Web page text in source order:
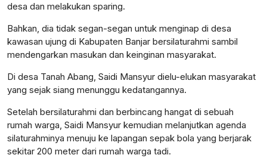
desa dan melakukan sparing.
Bahkan, dia tidak segan-segan untuk menginap di desa
kawasan ujung di Kabupaten Banjar bersilaturahmi sambil
mendengarkan masukan dan keinginan masyarakat.
Di desa Tanah Abang, Saidi Mansyur dielu-elukan masyarakat
yang sejak siang menunggu kedatangannya.
Setelah bersilaturahmi dan berbincang hangat di sebuah
rumah warga, Saidi Mansyur kemudian melanjutkan agenda
silaturahminya menuju ke lapangan sepak bola yang berjarak
sekitar 200 meter dari rumah warga tadi.